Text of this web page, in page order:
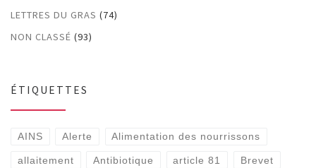
LETTRES DU GRAS (74)
NON CLASSÉ (93)
ÉTIQUETTES
AINS Alerte Alimentation des nourrissons
allaitement Antibiotique article 81 Brevet